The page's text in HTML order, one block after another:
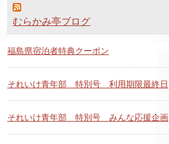
むらかみ亭ブログ
福島県宿泊者特典クーポン
それいけ青年部 特別号 利用期限最終日
それいけ青年部 特別号 みんな応援企画